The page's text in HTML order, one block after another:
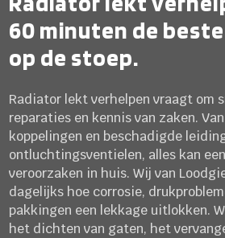
60 minuten de
op de stoep.
Radiator lekt verhelpen vraagt om
reparaties en kennis van zaken.
koppelingen en beschadigde
ontluchtingsventielen, alles kan
veroorzaken in huis. Wij van
dagelijks hoe corrosie,
pakkingen een lekkage uitlokken.
het dichten van gaten, het